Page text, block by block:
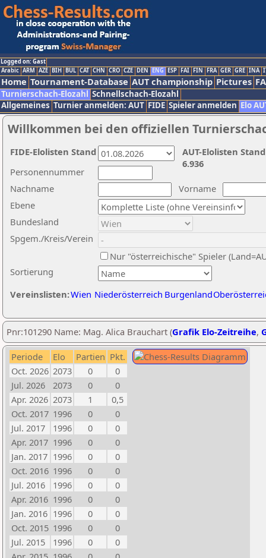
Logged on: Gast
Arabic ARM AZE BIH BUL CAT CHN CRO CZE DEN ENG ESP FAI FIN FRA GER GRE INA
Home Tournament-Database AUT championship Pictures
Turnierschach-Elozahl Schnellschach-Elozahl
Allgemeines Turnier anmelden: AUT FIDE Spieler anmelden Elo
Willkommen bei den offiziellen
Nachname
Vorname
Ebene
Sortierung
Personennummer
Bundesland
Spgem./Kreis/Verein
Nur "österreichische" Spieler
Vereinslisten:Wien Niederösterreich Burgenland
AUT-Elolisten
6.936
FIDE-Elolisten Stand
Pnr:101290 Name: Mag. Alica Brauchart (Grafik Elo-Zeitreihe,
Periode Elo Partien Pkt.
Oct. 2026 2073 0
0
Jul. 2026
2073 0
0
Apr. 2026 2073 1
0,5
Oct. 2017 1996 0
0
Jul. 2017
1996 0
0
Apr. 2017 1996 0
0
Jan. 2017 1996 0
0
Oct. 2016 1996 0
0
Jul. 2016
1996 0
0
Apr. 2016 1996 0
0
Jan. 2016 1996 0
0
Oct. 2015 1996 0
0
Jul. 2015
1996 0
0